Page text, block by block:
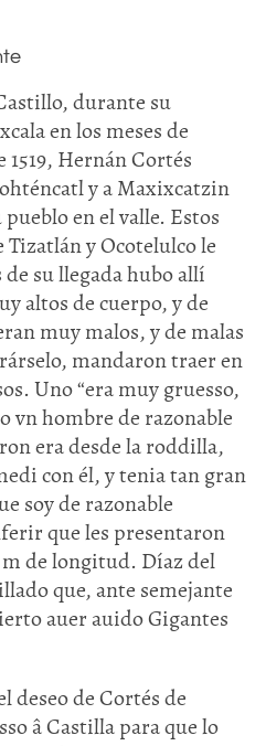
durante su
en los meses de
Hernán Cortés
y a Maxixcatzin
en el valle. Estos
Tizatlán y Ocotelulco le
su llegada hubo allí
altos de cuerpo, y de
muy malos, y de malas
mandaron traer en
Uno “era muy gruesso,
vn hombre de razonable
era desde la roddilla,
con él, y tenia tan gran
soy de razonable
que les presentaron
de longitud. Díaz del
que, ante semejante
auer auido Gigantes
deseo de Cortés de
â Castilla para que lo